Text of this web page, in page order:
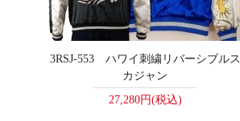
3RSJ-553 ハワイ刺繍リバーシブルス
カジャン
27,280円(税込)